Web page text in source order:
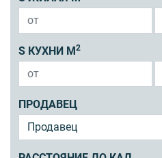
S КУХНИ М 2
ПРОДАВЕЦ